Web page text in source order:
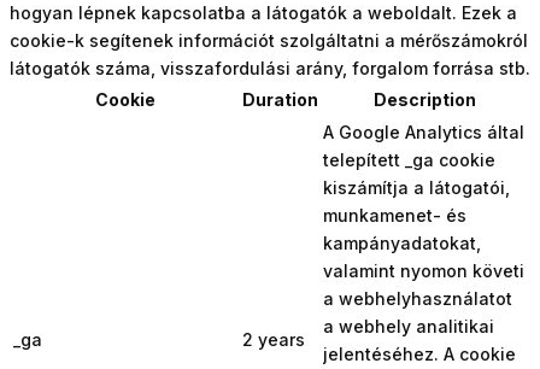
hogyan lépnek kapcsolatba a látogatók a weboldalt. Ezek a
cookie-k segítenek információt szolgáltatni a mérőszámokról
látogatók száma, visszafordulási arány, forgalom forrása stb.
Cookie
Duration Description
_ga 2 years
A Google Analytics által
telepített _ga cookie
kiszámítja a látogatói,
munkamenet- és
kampányadatokat,
valamint nyomon követi
a webhelyhasználatot
a webhely analitikai
jelentéséhez. A cookie